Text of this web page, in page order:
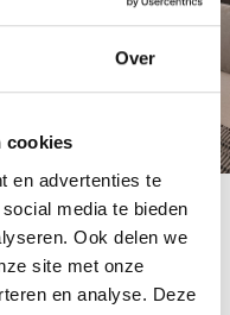
Over
cookies
en advertenties te
media te bieden
Ook delen we
site met onze
en analyse. Deze